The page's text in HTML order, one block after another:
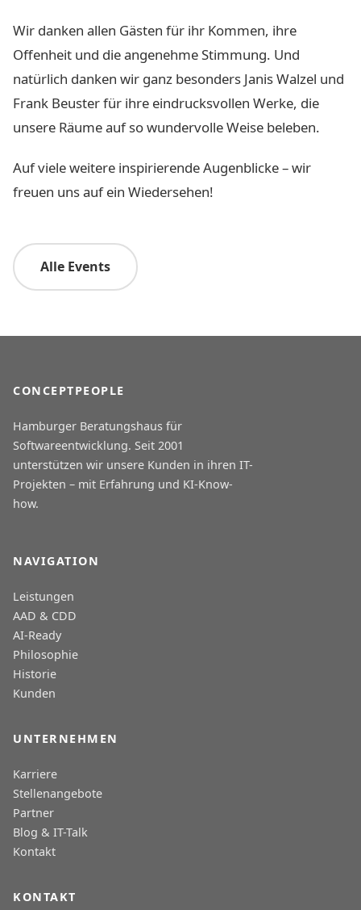
Wir danken allen Gästen für ihr Kommen, ihre
Offenheit und die angenehme Stimmung. Und
natürlich danken wir ganz besonders Janis Walzel und
Frank Beuster für ihre eindrucksvollen Werke, die
unsere Räume auf so wundervolle Weise beleben.
Auf viele weitere inspirierende Augenblicke – wir
freuen uns auf ein Wiedersehen!
Alle Events
CONCEPTPEOPLE
Hamburger Beratungshaus für
Softwareentwicklung. Seit 2001
unterstützen wir unsere Kunden in ihren IT-
Projekten – mit Erfahrung und KI-Know-
how.
NAVIGATION
Leistungen
AAD & CDD
AI-Ready
Philosophie
Historie
Kunden
UNTERNEHMEN
Karriere
Stellenangebote
Partner
Blog & IT-Talk
Kontakt
KONTAKT